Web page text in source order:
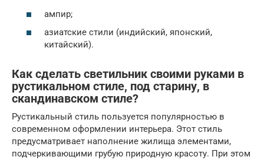
ампир;
азиатские стили (индийский, японский,
китайский).
Как сделать светильник своими руками в
рустикальном стиле, под старину, в
скандинавском стиле?
Рустикальный стиль пользуется популярностью в
современном оформлении интерьера. Этот стиль
предусматривает наполнение жилища элементами,
подчеркивающими грубую природную красоту. При этом